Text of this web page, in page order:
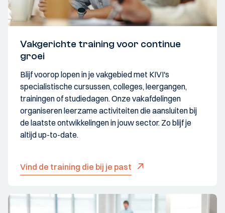
Vakgerichte training voor continue
groei
Blijf voorop lopen in je vakgebied met KIVI's
specialistische cursussen, colleges, leergangen,
trainingen of studiedagen. Onze vakafdelingen
organiseren leerzame activiteiten die aansluiten bij
de laatste ontwikkelingen in jouw sector. Zo blijf je
altijd up-to-date.
Vind de training die bij je past